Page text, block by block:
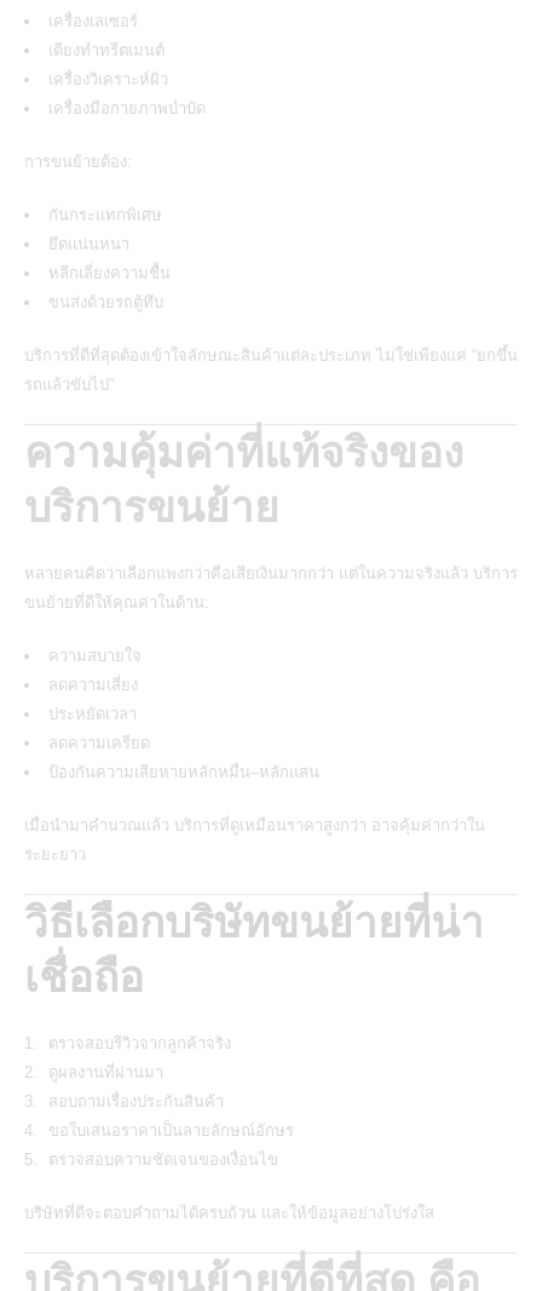
เครื่องเลเซอร์
เตียงทำทรีตเมนต์
เครื่องวิเคราะห์ผิว
เครื่องมือกายภาพบำบัด
การขนย้ายต้อง:
กันกระแทกพิเศษ
ยึดแน่นหนา
หลีกเลี่ยงความชื้น
ขนส่งด้วยรถตู้ทึบ
บริการที่ดีที่สุดต้องเข้าใจลักษณะสินค้าแต่ละประเภท ไม่ใช่เพียงแค่ “ยกขึ้น
รถแล้วขับไป”
ความคุ้มค่าที่แท้จริงของ
บริการขนย้าย
หลายคนคิดว่าเลือกแพงกว่าคือเสียเงินมากกว่า แต่ในความจริงแล้ว บริการ
ขนย้ายที่ดีให้คุณค่าในด้าน:
ความสบายใจ
ลดความเสี่ยง
ประหยัดเวลา
ลดความเครียด
ป้องกันความเสียหายหลักหมื่น–หลักแสน
เมื่อนำมาคำนวณแล้ว บริการที่ดูเหมือนราคาสูงกว่า อาจคุ้มค่ากว่าใน
ระยะยาว
วิธีเลือกบริษัทขนย้ายที่น่า
เชื่อถือ
ตรวจสอบรีวิวจากลูกค้าจริง
ดูผลงานที่ผ่านมา
สอบถามเรื่องประกันสินค้า
ขอใบเสนอราคาเป็นลายลักษณ์อักษร
ตรวจสอบความชัดเจนของเงื่อนไข
บริษัทที่ดีจะตอบคำถามได้ครบถ้วน และให้ข้อมูลอย่างโปร่งใส